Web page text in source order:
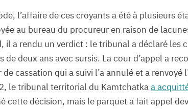
l’affaire de ces croyants a été à plusieurs
au bureau du procureur en raison de
il a rendu un verdict : le tribunal a déclaré les
de deux ans avec sursis. La cour d’appel a
cassation qui a suivi l’a annulé et a renvoyé
le tribunal territorial du Kamtchatkaa
cette décision, mais le parquet a fait appel